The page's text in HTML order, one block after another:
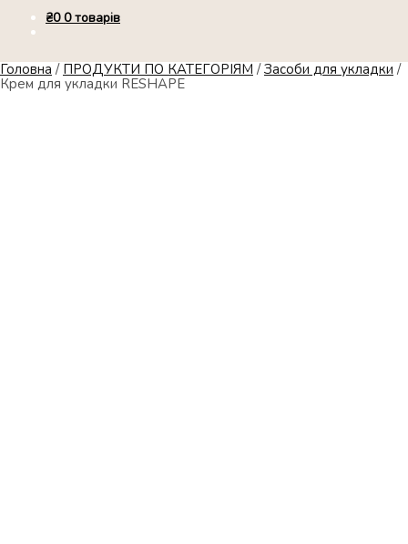
₴0 0 товарів
Головна / ПРОДУКТИ ПО КАТЕГОРІЯМ /Засоби для укладки /
Крем для укладки RESHAPE